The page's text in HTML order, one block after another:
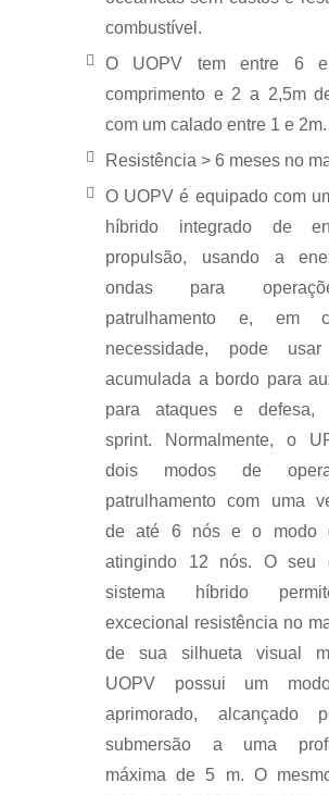
combustível.
O UOPV tem entre 6
comprimento e 2 a 2,5m
com um calado entre 1 e 2m.
Resistência > 6 meses no
O UOPV é equipado com
híbrido integrado de
propulsão, usando a
ondas para
patrulhamento e, em
necessidade, pode
acumulada a bordo para
para ataques e defesa,
sprint. Normalmente, o
dois modos de
patrulhamento com uma
de até 6 nós e o modo
atingindo 12 nós. O seu
sistema híbrido
excecional resistência no
de sua silhueta visual
UOPV possui um
aprimorado, alcançado
submersão a uma
máxima de 5 m. O